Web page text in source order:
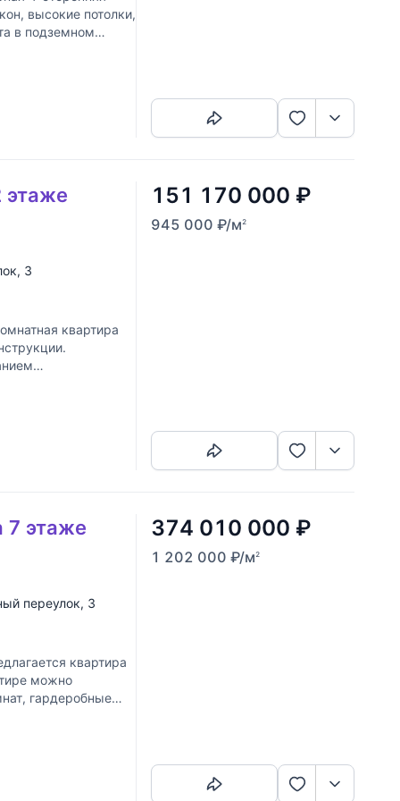
высокие потолки,
в подземном
этаже
, 3
квартира
151 170 000 ₽
945 000 ₽/м2
7 этаже
переулок, 3
квартира
можно
гардеробные
374 010 000 ₽
1 202 000 ₽/м2